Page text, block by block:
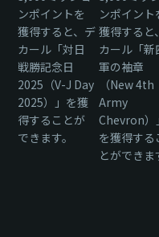
ンポイントを
獲得すると、デ
カール「対日
戦勝記念日
2025（V-J Day
2025）」を獲
得することが
できます。
ンポイント
獲得すると
カール「新
軍の袖章
（New 4th
Army
Chevron）」
を獲得する
とができま